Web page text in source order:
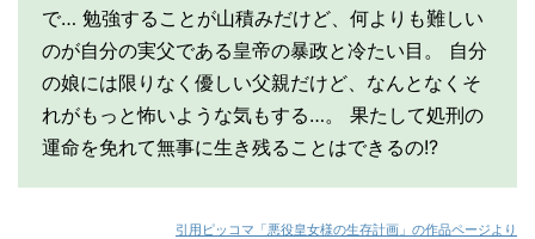
で… 勉強することが山積みだけど、何よりも難しい
のが自分の実父である皇帝の暴政と冷たい目。 自分
の娘には限りなく優しい父親だけど、なんとなくそ
れがもっと怖いような気もする…。 果たして処刑の
運命を免れて無事に生き残ることはできるの!?
引用ピッコマ「悪役皇女様の生存計画 」の作品ページより